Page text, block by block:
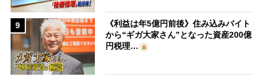
9
《利益は年5億円前後》住み込みバイト
から“ギガ大家さん”となった資産200億
円税理…